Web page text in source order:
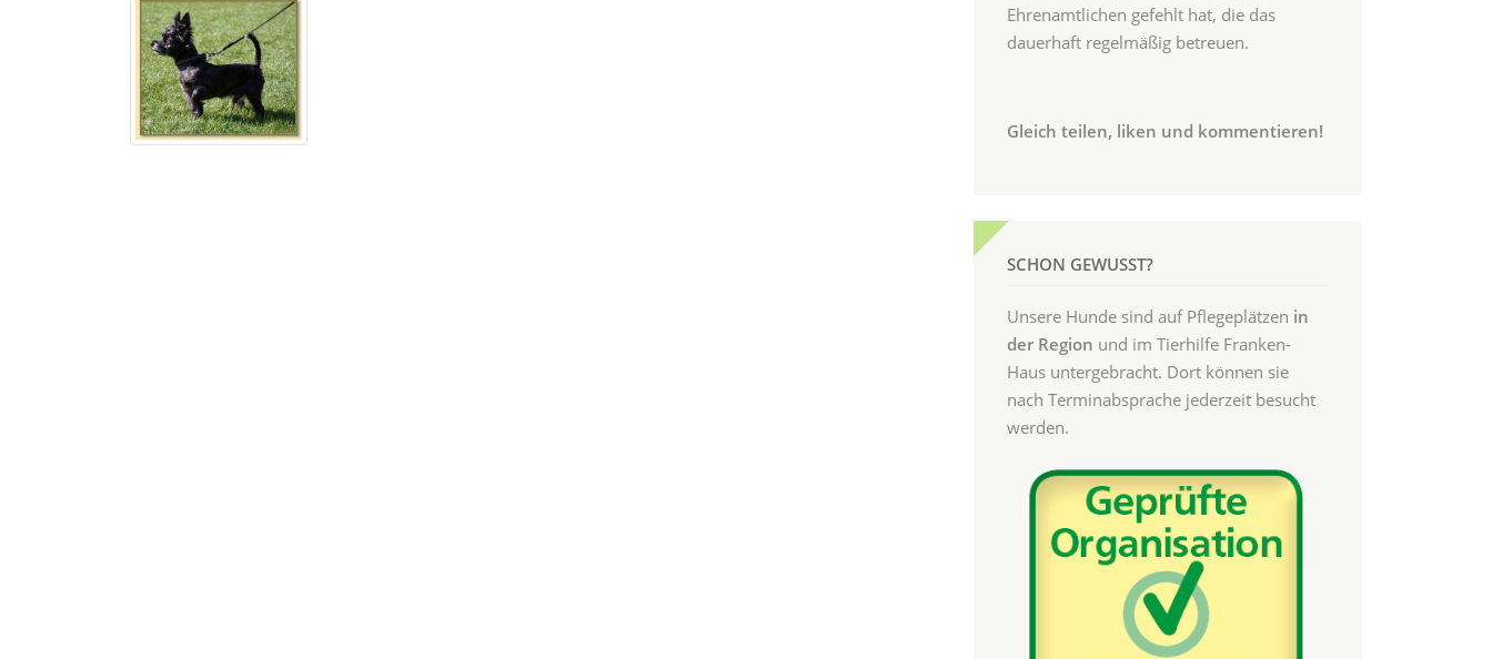
Ehrenamtlichen gefehlt hat, die das
dauerhaft regelmäßig betreuen.
Gleich teilen, liken und kommentieren!
SCHON GEWUSST?
Unsere Hunde sind auf Pflegeplätzen in
der Region und im Tierhilfe Franken-
Haus untergebracht. Dort können sie
nach Terminabsprache jederzeit besucht
werden.